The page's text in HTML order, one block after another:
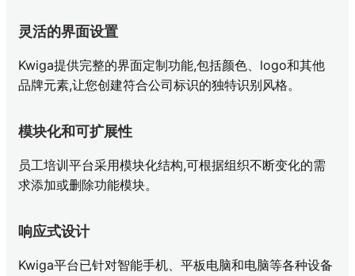
灵活的界面设置
Kwiga提供完整的界面定制功能,包括颜色、logo和其他
品牌元素,让您创建符合公司标识的独特识别风格。
模块化和可扩展性
员工培训平台采用模块化结构,可根据组织不断变化的需
求添加或删除功能模块。
响应式设计
Kwiga平台已针对智能手机、平板电脑和电脑等各种设备